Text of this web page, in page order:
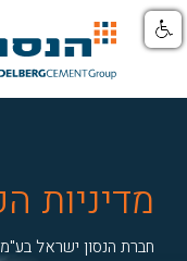
מדיניות
חברת הנסון ישראל